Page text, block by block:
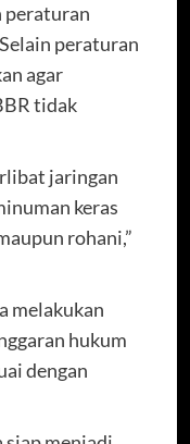
peraturan
peraturan
agar
tidak
jaringan
keras
rohani,”
melakukan
hukum
dengan